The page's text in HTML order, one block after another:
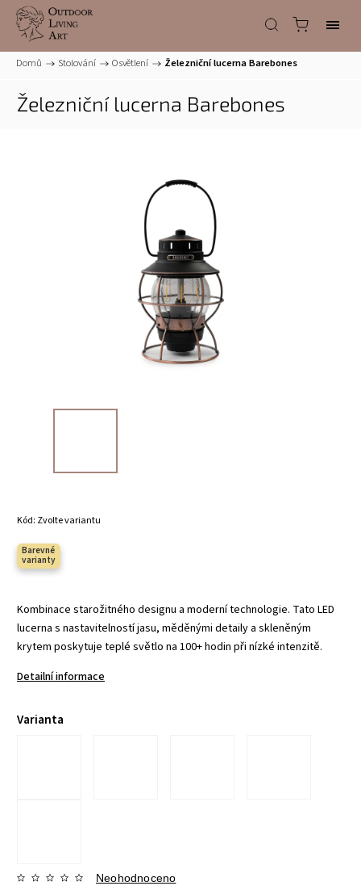
Domů / Stolování / Osvětlení / Železniční lucerna Barebones
Železniční lucerna Barebones
Kód: Zvolte variantu
Barevné
varianty
Kombinace starožitného designu a moderní technologie. Tato LED
lucerna s nastavitelností jasu, měděnými detaily a skleněným
krytem poskytuje teplé světlo na 100+ hodin při nízké intenzitě.
Detailní informace
Varianta
Neohodnoceno